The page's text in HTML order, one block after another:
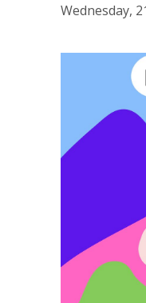
Wednesday,